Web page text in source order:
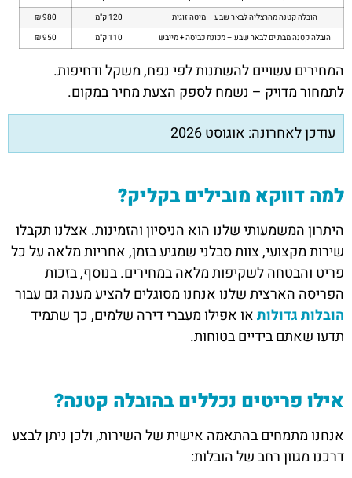
הובלה קטנה מהרצליה לבאר שבע – מיטה זוגית
120 ק"מ
980 ₪
הובלה קטנה מבת ים לבאר שבע – מכונת כביסה + מייבש
110 ק"מ 950 ₪
המחירים עשויים להשתנות לפי נפח, משקל ודחיפות.
לתמחור מדויק – נשמח לספק הצעת מחיר במקום.
עודכן לאחרונה: אוגוסט 2026
למה דווקא מובילים בקליק?
היתרון המשמעותי שלנו הוא הניסיון והזמינות. אצלנו תקבלו
שירות מקצועי, צוות סבלני שמגיע בזמן, אחריות מלאה על כל
פריט והבטחה לשקיפות מלאה במחירים. בנוסף, בזכות
הפריסה הארצית שלנו אנחנו מסוגלים להציע מענה גם עבור
הובלות גדולותאו אפילו מעברי דירה שלמים, כך שתמיד
תדעו שאתם בידיים בטוחות.
אילו פריטים נכללים בהובלה קטנה?
אנחנו מתמחים בהתאמה אישית של השירות, ולכן ניתן לבצע
דרכנו מגוון רחב של הובלות: